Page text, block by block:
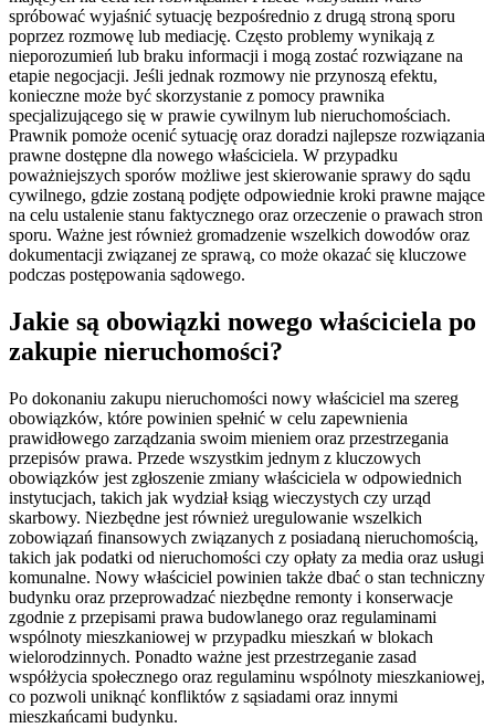
spróbować wyjaśnić sytuację bezpośrednio z drugą stroną sporu
poprzez rozmowę lub mediację. Często problemy wynikają z
nieporozumień lub braku informacji i mogą zostać rozwiązane na
etapie negocjacji. Jeśli jednak rozmowy nie przynoszą efektu,
konieczne może być skorzystanie z pomocy prawnika
specjalizującego się w prawie cywilnym lub nieruchomościach.
Prawnik pomoże ocenić sytuację oraz doradzi najlepsze rozwiązania
prawne dostępne dla nowego właściciela. W przypadku
poważniejszych sporów możliwe jest skierowanie sprawy do sądu
cywilnego, gdzie zostaną podjęte odpowiednie kroki prawne mające
na celu ustalenie stanu faktycznego oraz orzeczenie o prawach stron
sporu. Ważne jest również gromadzenie wszelkich dowodów oraz
dokumentacji związanej ze sprawą, co może okazać się kluczowe
podczas postępowania sądowego.
Jakie są obowiązki nowego właściciela po
zakupie nieruchomości?
Po dokonaniu zakupu nieruchomości nowy właściciel ma szereg
obowiązków, które powinien spełnić w celu zapewnienia
prawidłowego zarządzania swoim mieniem oraz przestrzegania
przepisów prawa. Przede wszystkim jednym z kluczowych
obowiązków jest zgłoszenie zmiany właściciela w odpowiednich
instytucjach, takich jak wydział ksiąg wieczystych czy urząd
skarbowy. Niezbędne jest również uregulowanie wszelkich
zobowiązań finansowych związanych z posiadaną nieruchomością,
takich jak podatki od nieruchomości czy opłaty za media oraz usługi
komunalne. Nowy właściciel powinien także dbać o stan techniczny
budynku oraz przeprowadzać niezbędne remonty i konserwacje
zgodnie z przepisami prawa budowlanego oraz regulaminami
wspólnoty mieszkaniowej w przypadku mieszkań w blokach
wielorodzinnych. Ponadto ważne jest przestrzeganie zasad
współżycia społecznego oraz regulaminu wspólnoty mieszkaniowej,
co pozwoli uniknąć konfliktów z sąsiadami oraz innymi
mieszkańcami budynku.